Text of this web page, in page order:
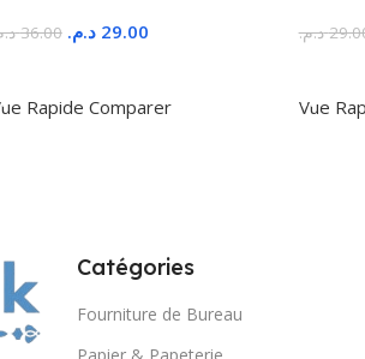
36.00 29.00 د.م.
Rapide Comparer
د.م.
Vue
Catégories
Fourniture de Bureau